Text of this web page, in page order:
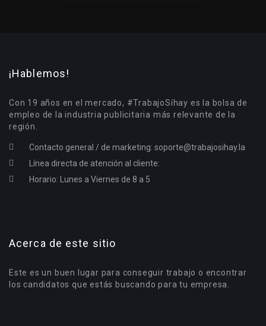
¡Hablemos!
Con 19 años en el mercado, #TrabajoSíhay es la bolsa de
empleo de la industria publicitaria más relevante de la
región.
Contacto general / de marketing: soporte@trabajosihay.la
Línea directa de atención al cliente:
Horario: Lunes a Viernes de 8 a 5
Acerca de este sitio
Este es un buen lugar para conseguir trabajo o encontrar
los candidatos que estás buscando para tu empresa.